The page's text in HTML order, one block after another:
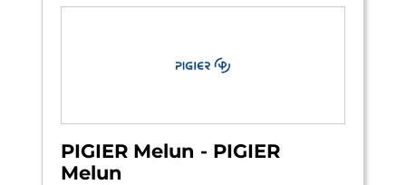
PIGIER Melun - PIGIER
Melun